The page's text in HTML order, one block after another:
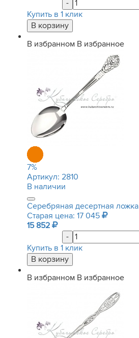
-
Купить в 1 клик
В избранном В избранное
7%
Артикул: 2810
В наличии
Серебряная десертная ложка
Старая цена: 17 045
15 852
-
Купить в 1 клик
В избранном В избранное